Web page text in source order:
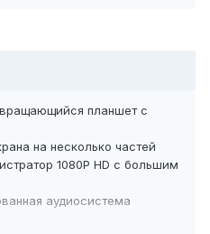
ряда (с двумя
очков
планшет с
на несколько частей
1080Р HD с большим
аудиосистема